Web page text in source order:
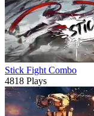
Stick Fight Combo
4818 Plays